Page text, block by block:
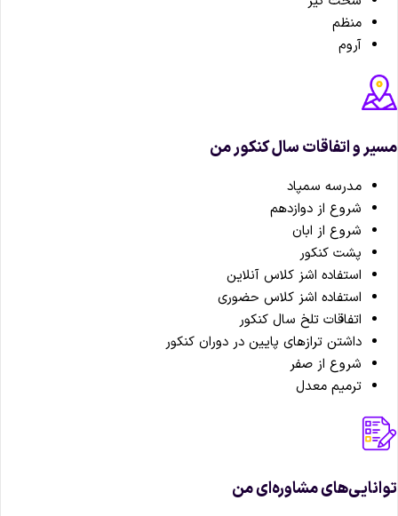
منظم
آروم
و اتفاقات سال کنکور من
مدرسه سمپاد
شروع از دوازدهم
شروع از ابان
پشت کنکور
استفاده اشز کلاس آنلاین
استفاده اشز کلاس حضوری
اتفاقات تلخ سال کنکور
داشتن ترازهای پایین در دوران کنکور
شروع از صفر
ترمیم معدل
مشاوره‌ای من